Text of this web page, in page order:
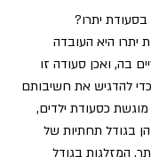
יתרו?
יתרו היא העובדה
בה, ואכן סעודה זו
להדגיש את חשיבותם
כסעודת ילדים,
בגודל תחתיות של
המזלגות בגודל